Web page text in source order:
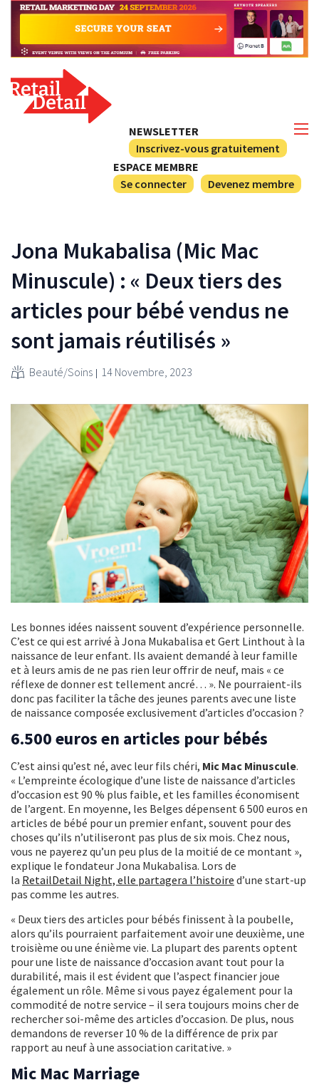
NEWSLETTER
Inscrivez-vous gratuitement
ESPACE MEMBRE
Se connecter
Devenez membre
Jona Mukabalisa (Mic Mac
Minuscule) : « Deux tiers des
articles pour bébé vendus ne
sont jamais réutilisés »
Beauté/Soins 14 Novembre, 2023
Les bonnes idées naissent souvent d’expérience personnelle.
C’est ce qui est arrivé à Jona Mukabalisa et Gert Linthout à la
naissance de leur enfant. Ils avaient demandé à leur famille
et à leurs amis de ne pas rien leur offrir de neuf, mais « ce
réflexe de donner est tellement ancré… ». Ne pourraient-ils
donc pas faciliter la tâche des jeunes parents avec une liste
de naissance composée exclusivement d’articles d’occasion ?
6.500 euros en articles pour bébés
C’est ainsi qu’est né, avec leur fils chéri, Mic Mac Minuscule.
« L’empreinte écologique d’une liste de naissance d’articles
d’occasion est 90 % plus faible, et les familles économisent
de l’argent. En moyenne, les Belges dépensent 6 500 euros en
articles de bébé pour un premier enfant, souvent pour des
choses qu’ils n’utiliseront pas plus de six mois. Chez nous,
vous ne payerez qu’un peu plus de la moitié de ce montant »,
explique le fondateur Jona Mukabalisa. Lors de
la RetailDetail Night, elle partagera l’histoire d’une start-up
pas comme les autres.
« Deux tiers des articles pour bébés finissent à la poubelle,
alors qu’ils pourraient parfaitement avoir une deuxième, une
troisième ou une énième vie. La plupart des parents optent
pour une liste de naissance d’occasion avant tout pour la
durabilité, mais il est évident que l’aspect financier joue
également un rôle. Même si vous payez également pour la
commodité de notre service – il sera toujours moins cher de
rechercher soi-même des articles d’occasion. De plus, nous
demandons de reverser 10 % de la différence de prix par
rapport au neuf à une association caritative. »
Mic Mac Marriage